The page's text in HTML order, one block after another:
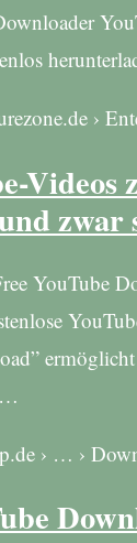
›
Videos
zwar
YouTube
…
› … ›